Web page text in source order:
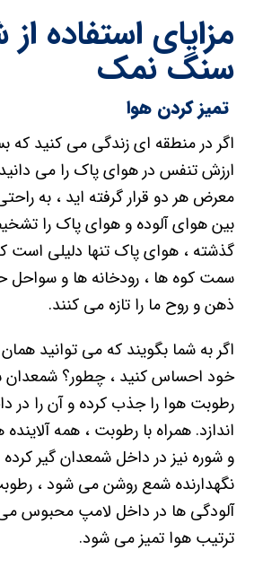
مزایای استفاده
سنگ نمک
تمیز کردن هوا
اگر در منطقه ای زندگی می کنید که
ارزش تنفس در هوای پاک را می
معرض هر دو قرار گرفته اید ، به
بین هوای آلوده و هوای پاک را
گذشته ، هوای پاک تنها دلیلی است
سمت کوه ها ، رودخانه ها و سواحل
ذهن و روح ما را تازه می کنند.
اگر به شما بگویند که می توانید
خود احساس کنید ، چطور؟
رطوبت هوا را جذب کرده و آن را در
اندازد. همراه با رطوبت ، همه
و شوره نیز در داخل شمعدان گیر
نگهدارنده شمع روشن می شود ،
آلودگی ها در داخل لامپ محبوس
ترتیب هوا تمیز می شود.